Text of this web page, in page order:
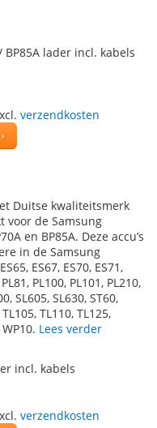
BP85A lader incl. kabels
verzendkosten
Duitse kwaliteitsmerk
voor de Samsung
en BP85A. Deze accu’s
in de Samsung
ES67, ES70, ES71,
PL100, PL101, PL210,
SL605, SL630, ST60,
TL110, TL125,
Lees verder
incl. kabels
verzendkosten